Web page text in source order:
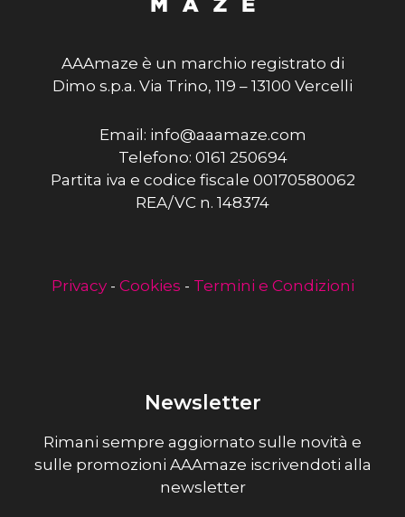
AAAmaze è un marchio registrato di
Dimo s.p.a. Via Trino, 119 – 13100 Vercelli
Email: info@aaamaze.com
Telefono: 0161 250694
Partita iva e codice fiscale 00170580062
REA/VC n. 148374
Privacy- Cookies - Termini e Condizioni
Newsletter
Rimani sempre aggiornato sulle novità e
sulle promozioni AAAmaze iscrivendoti alla
newsletter